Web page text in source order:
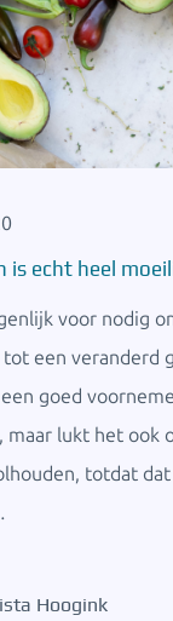
is echt heel
voor nodig
een veranderd
goed
maar lukt het ook
totdat
Hoogink